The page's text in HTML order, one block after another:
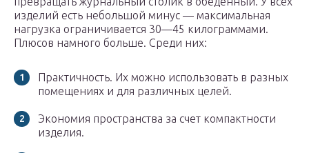
изделий есть небольшой минус — максимальная
нагрузка ограничивается 30—45 килограммами.
Плюсов намного больше. Среди них:
Практичность. Их можно использовать в разных
помещениях и для различных целей.
Экономия пространства за счет компактности
изделия.